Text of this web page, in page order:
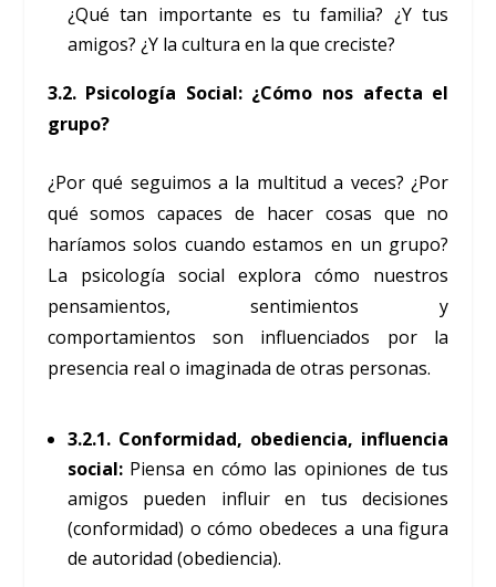
¿Qué tan importante es tu familia? ¿Y tus
amigos? ¿Y la cultura en la que creciste?
3.2. Psicología Social: ¿Cómo nos afecta el
grupo?
¿Por qué seguimos a la multitud a veces? ¿Por
qué somos capaces de hacer cosas que no
haríamos solos cuando estamos en un grupo?
La psicología social explora cómo nuestros
pensamientos, sentimientos y
comportamientos son influenciados por la
presencia real o imaginada de otras personas.
3.2.1. Conformidad, obediencia, influencia
social:Piensa en cómo las opiniones de tus
amigos pueden influir en tus decisiones
(conformidad) o cómo obedeces a una figura
de autoridad (obediencia).